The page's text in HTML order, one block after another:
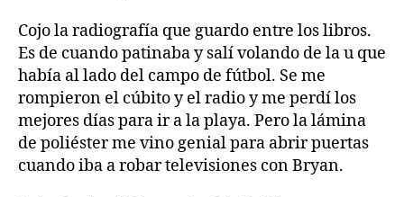
Cojo la radiografía que guardo entre los libros.
Es de cuando patinaba y salí volando de la u que
había al lado del campo de fútbol. Se me
rompieron el cúbito y el radio y me perdí los
mejores días para ir a la playa. Pero la lámina
de poliéster me vino genial para abrir puertas
cuando iba a robar televisiones con Bryan.